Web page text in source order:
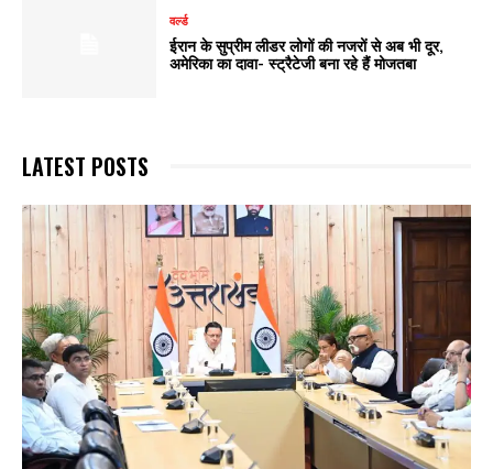
वर्ल्ड
ईरान के सुप्रीम लीडर लोगों की नजरों से अब भी दूर,
अमेरिका का दावा- स्ट्रैटेजी बना रहे हैं मोजतबा
LATEST POSTS